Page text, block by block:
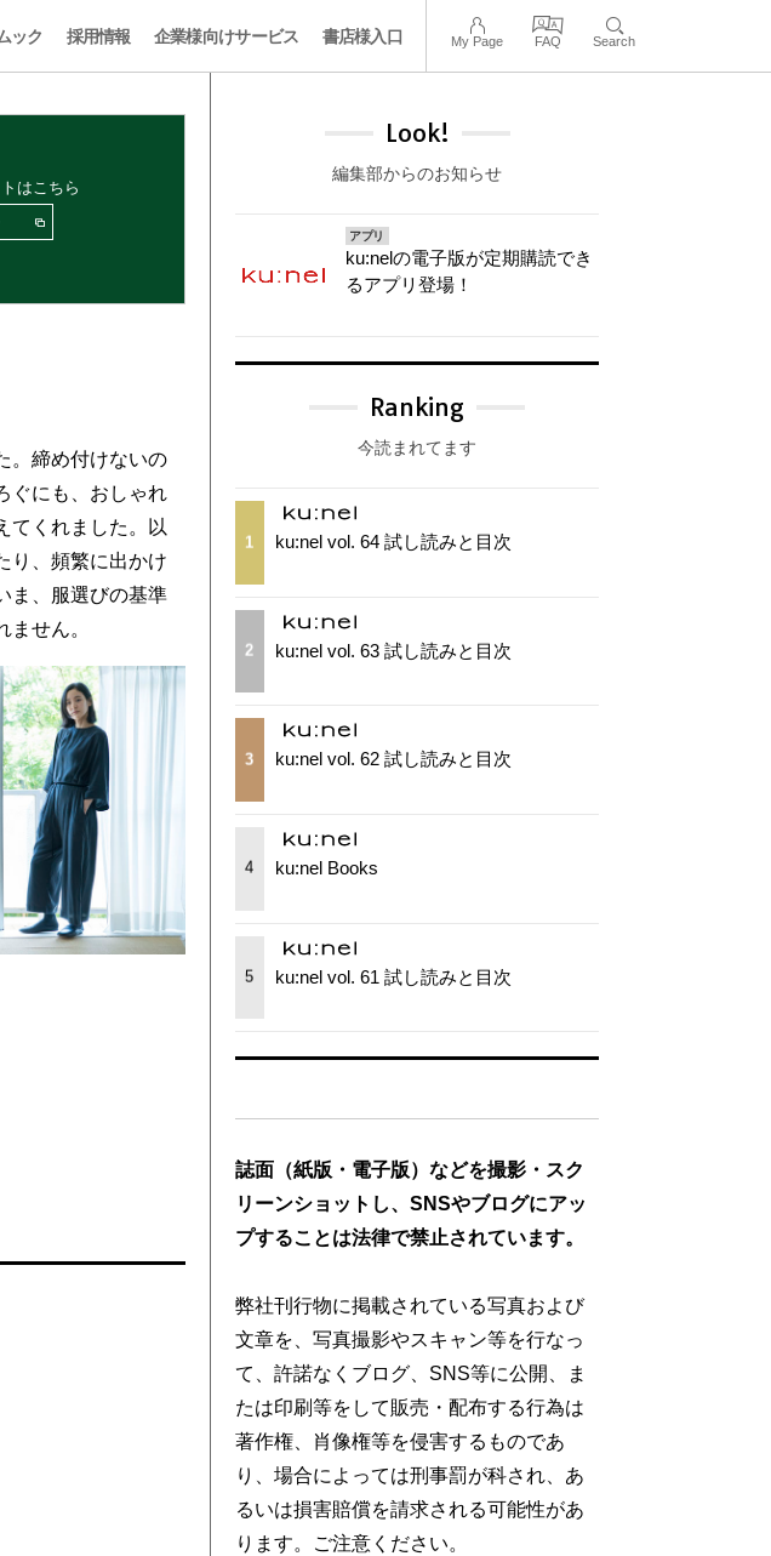
ック 採用情報 企業様向けサービス 書店様入口 My Page FAQ Search
はこちら
。締め付けないの
ぐにも、おしゃれ
てくれました。以
り、頻繁に出かけ
ま、服選びの基準
ません。
Look!
編集部からのお知らせ
アプリ
ku:nelの電子版が定期購読でき
るアプリ登場！
Ranking
今読まれてます
1 ku:nel vol. 64 試し読みと目次
2 ku:nel vol. 63 試し読みと目次
3 ku:nel vol. 62 試し読みと目次
4 ku:nel Books
5 ku:nel vol. 61 試し読みと目次
誌面（紙版・電子版）などを撮影・スク
リーンショットし、SNSやブログにアッ
プすることは法律で禁止されています。
弊社刊行物に掲載されている写真および
文章を、写真撮影やスキャン等を行なっ
て、許諾なくブログ、SNS等に公開、ま
たは印刷等をして販売・配布する行為は
著作権、肖像権等を侵害するものであ
り、場合によっては刑事罰が科され、あ
るいは損害賠償を請求される可能性があ
ります。ご注意ください。